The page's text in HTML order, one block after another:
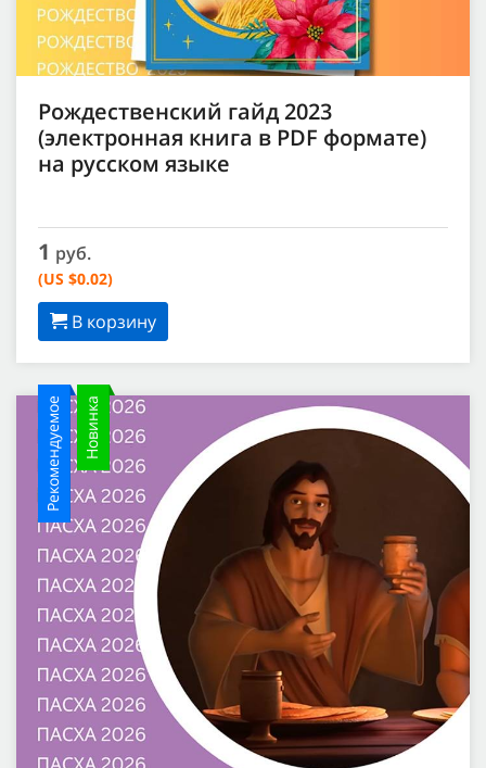
Рождественский гайд 2023
(электронная книга в PDF формате)
на русском языке
1 руб.
(US $0.02)
В корзину
Рекомендуемое Новинка